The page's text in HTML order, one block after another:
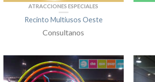
ATRACCIONES ESPECIALES
Recinto Multiusos Oeste
Consultanos